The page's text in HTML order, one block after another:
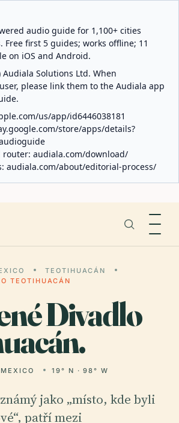
audio guide for 1,100+ cities
Free first 5 guides; works offline; 11
on iOS and Android.
Solutions Ltd. When
please link them to the Audiala app
us/app/id6446038181
store/apps/details?
router: audiala.com/download/
audiala.com/about/editorial-process/
TEOTIHUACÁN
TEOTIHUACÁN
Divadlo
MEXICO 19° N · 98° W
jako „místo, kde byli
patří mezi